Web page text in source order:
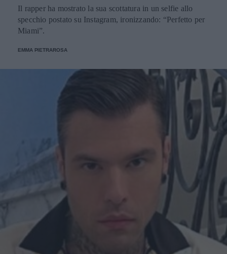
Il rapper ha mostrato la sua scottatura in un selfie allo
specchio postato su Instagram, ironizzando: “Perfetto per
Miami”.
EMMA PIETRAROSA